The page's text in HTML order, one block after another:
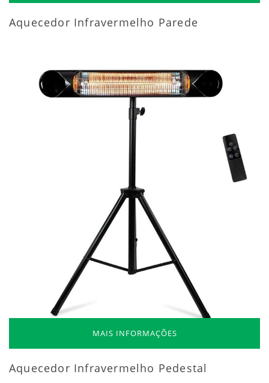
Aquecedor Infravermelho Parede
MAIS INFORMAÇÕES
Aquecedor Infravermelho Pedestal